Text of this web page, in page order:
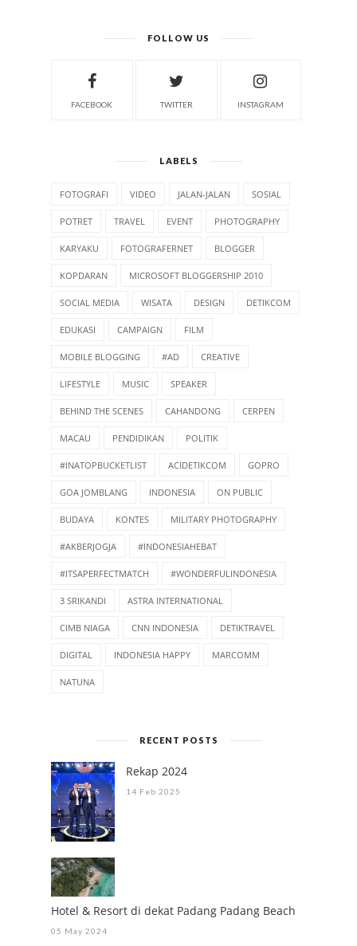
FOLLOW US
FACEBOOK TWITTER INSTAGRAM
LABELS
FOTOGRAFI VIDEO JALAN-JALAN SOSIAL
POTRET TRAVEL EVENT PHOTOGRAPHY
KARYAKU FOTOGRAFERNET BLOGGER
KOPDARAN MICROSOFT BLOGGERSHIP 2010
SOCIAL MEDIA WISATA DESIGN DETIKCOM
EDUKASI CAMPAIGN FILM
MOBILE BLOGGING #AD CREATIVE
LIFESTYLE MUSIC SPEAKER
BEHIND THE SCENES CAHANDONG CERPEN
MACAU PENDIDIKAN POLITIK
#INATOPBUCKETLIST ACIDETIKCOM GOPRO
GOA JOMBLANG INDONESIA ON PUBLIC
BUDAYA KONTES MILITARY PHOTOGRAPHY
#AKBERJOGJA #INDONESIAHEBAT
#ITSAPERFECTMATCH #WONDERFULINDONESIA
3 SRIKANDI ASTRA INTERNATIONAL
CIMB NIAGA CNN INDONESIA DETIKTRAVEL
DIGITAL INDONESIA HAPPY MARCOMM
NATUNA
RECENT POSTS
Rekap 2024
14 Feb 2025
Hotel & Resort di dekat Padang Padang Beach
05 May 2024